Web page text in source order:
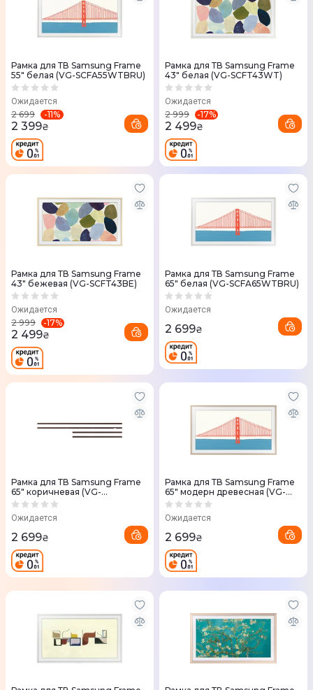
Рамка для ТВ Samsung Frame
55" белая (VG-SCFA55WTBRU)
Ожидается
2 699 -11%
2 399₴
Рамка для ТВ Samsung Frame
43" белая (VG-SCFT43WT)
Ожидается
2 999 -17%
2 499₴
Рамка для ТВ Samsung Frame
43" бежевая (VG-SCFT43BE)
Ожидается
2 999 -17%
2 499₴
Рамка для ТВ Samsung Frame
65" белая (VG-SCFA65WTBRU)
Ожидается
2 699₴
Рамка для ТВ Samsung Frame
65" коричневая (VG-
SCFA65BWBRU)
Ожидается
2 699₴
Рамка для ТВ Samsung Frame
65" модерн древесная (VG-
SCFA65TKBRU)
Ожидается
2 699₴